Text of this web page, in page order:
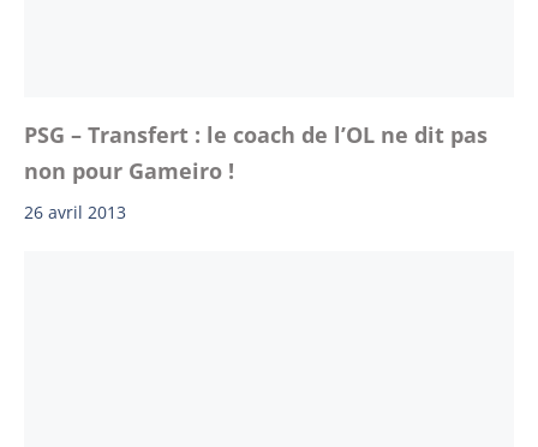
PSG – Transfert : le coach de l’OL ne dit pas
non pour Gameiro !
26 avril 2013